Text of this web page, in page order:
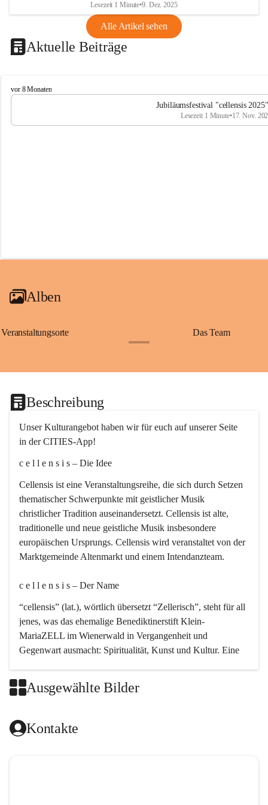
Lesezeit 1 Minute•9. Dez. 2025
Alle Artikel sehen
Aktuelle Beiträge
C
e
l
vor 8 Monaten
Jubiläumsfestival "cellensis
Lesezeit 1 Minute•17. Nov.
Alben
Veranstaltungsorte Das Team
Beschreibung
Unser Kulturangebot haben wir für euch auf unserer Seite
in der CITIES-App!
c e l l e n s i s – Die Idee
Cellensis ist eine Veranstaltungsreihe, die sich durch Setzen
thematischer Schwerpunkte mit geistlicher Musik
christlicher Tradition auseinandersetzt. Cellensis ist alte,
traditionelle und neue geistliche Musik insbesondere
europäischen Ursprungs. Cellensis wird veranstaltet von der
Marktgemeinde Altenmarkt und einem Intendanzteam.
c e l l e n s i s – Der Name
“cellensis” (lat.), wörtlich übersetzt “Zellerisch”, steht für all
jenes, was das ehemalige Benediktinerstift Klein-
MariaZELL im Wienerwald in Vergangenheit und
Gegenwart ausmacht: Spiritualität, Kunst und Kultur. Eine
Kirchenmusik, dem kunstvollen Lob Gottes.
Das kirchenmusikalische Festival Cellensis wird seit dem
Ausgewählte Bilder
Kontakte